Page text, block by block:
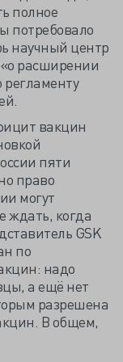
полное
потребовало
научный центр
расширении
вакцин
пяти
право
могут
ждать, когда
GSK
по
надо
а ещё нет
разрешена
В общем,